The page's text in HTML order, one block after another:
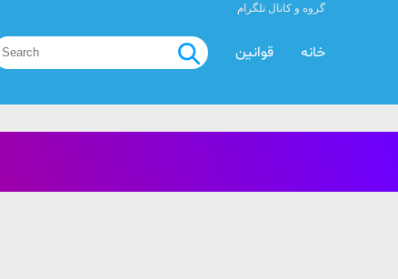
گروه و کانال تلگرام
قوانین خانه